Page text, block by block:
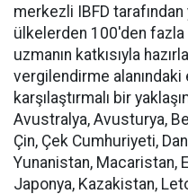
merkezli IBFD tarafından
ülkelerden 100'den
uzmanın katkısıyla
vergilendirme
karşılaştırmalı bir
Avustralya, Avusturya,
Çin, Çek Cumhuriyeti,
Yunanistan, Macaristan,
Japonya, Kazakistan,